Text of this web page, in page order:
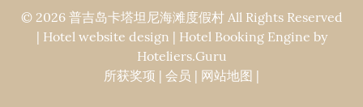
© 2026 普吉岛卡塔坦尼海滩度假村 All Rights Reserved
| Hotel website design | Hotel Booking Engine by
Hoteliers.Guru
所获奖项 | 会员 | 网站地图 |